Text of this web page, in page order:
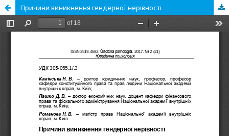
Причини виникнення гендерної нерівності